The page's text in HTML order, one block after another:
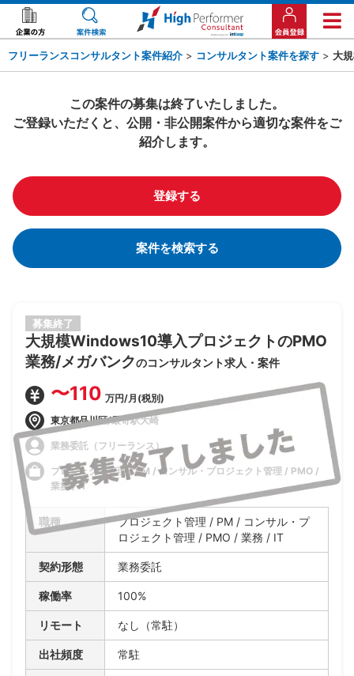
フリーランスコンサルタント案件紹介 > コンサルタント案件を探す > 大
この案件の募集は終了いたしました。
ご登録いただくと、公開・非公開案件から適切な案件をご
紹介します。
登録する
案件を検索する
募集終了
大規模Windows10導入プロジェクトのPMO
業務/メガバンクのコンサルタント求人・案件
〜110 万円/月(税別)
東京都品川区/最寄駅大崎
業務委託（フリーランス）
プロジェクト管理 / PM / コンサル・プロジェクト管理 / PMO /
業務 / IT
職種
プロジェクト管理 / PM / コンサル・プ
ロジェクト管理 / PMO / 業務 / IT
契約形態 業務委託
稼働率 100%
リモート なし（常駐）
出社頻度 常駐